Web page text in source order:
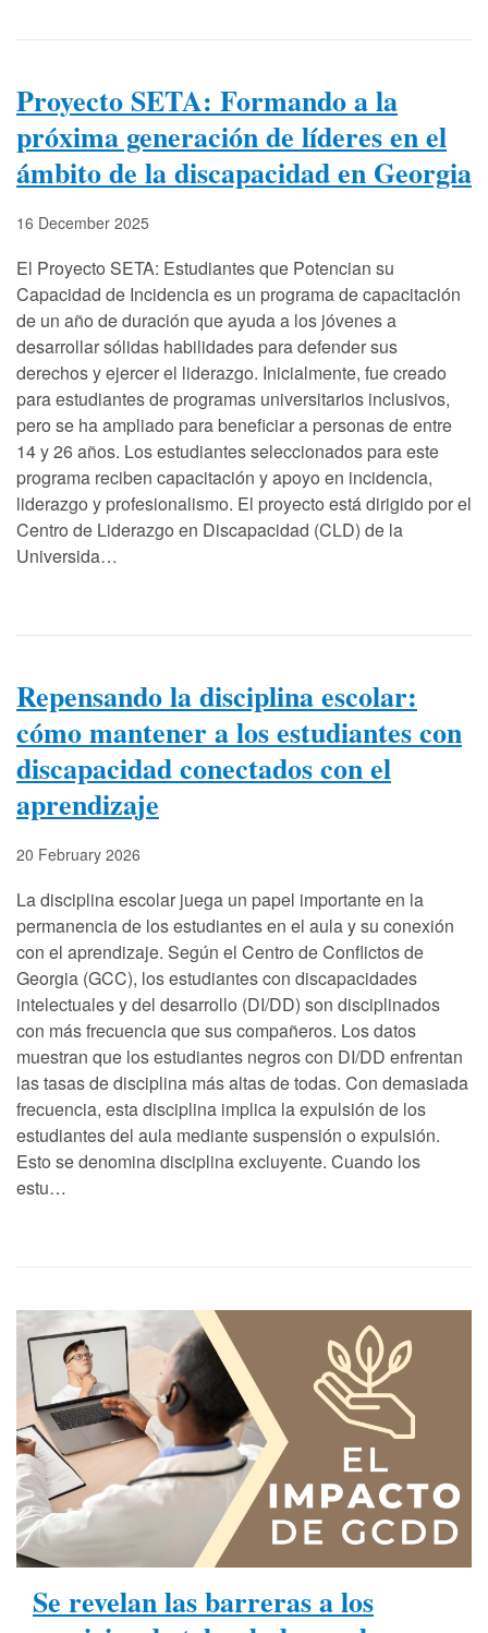
Proyecto SETA: Formando a la
próxima generación de líderes en el
ámbito de la discapacidad en Georgia
16 December 2025
El Proyecto SETA: Estudiantes que Potencian su
Capacidad de Incidencia es un programa de capacitación
de un año de duración que ayuda a los jóvenes a
desarrollar sólidas habilidades para defender sus
derechos y ejercer el liderazgo. Inicialmente, fue creado
para estudiantes de programas universitarios inclusivos,
pero se ha ampliado para beneficiar a personas de entre
14 y 26 años. Los estudiantes seleccionados para este
programa reciben capacitación y apoyo en incidencia,
liderazgo y profesionalismo. El proyecto está dirigido por el
Centro de Liderazgo en Discapacidad (CLD) de la
Universida…
Repensando la disciplina escolar:
cómo mantener a los estudiantes con
discapacidad conectados con el
aprendizaje
20 February 2026
La disciplina escolar juega un papel importante en la
permanencia de los estudiantes en el aula y su conexión
con el aprendizaje. Según el Centro de Conflictos de
Georgia (GCC), los estudiantes con discapacidades
intelectuales y del desarrollo (DI/DD) son disciplinados
con más frecuencia que sus compañeros. Los datos
muestran que los estudiantes negros con DI/DD enfrentan
las tasas de disciplina más altas de todas. Con demasiada
frecuencia, esta disciplina implica la expulsión de los
estudiantes del aula mediante suspensión o expulsión.
Esto se denomina disciplina excluyente. Cuando los
estu…
Se revelan las barreras a los